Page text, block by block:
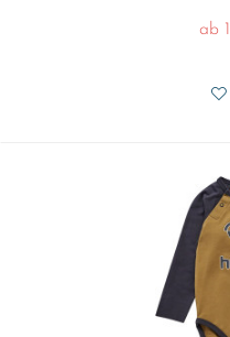
ab